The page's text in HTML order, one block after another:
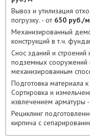
Вывоз и утилизация
погрузку. - от 650 руб./м
Механизированный
конструкций в т.ч.
Снос зданий и
подземных
механизированным
Подготовка материала
Сортировка и
извлечением арматуры
Рециклинг
кирпича с